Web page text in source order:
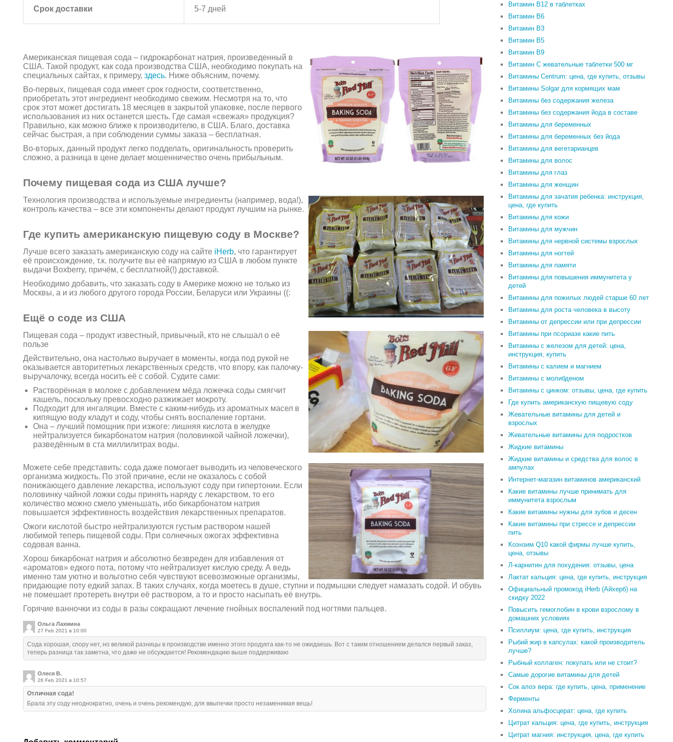
Срок доставки 5-7 дней
Американская пищевая сода – гидрокарбонат натрия, произведенный в
США. Такой продукт, как сода производства США, необходимо покупать на
специальных сайтах, к примеру, здесь. Ниже объясним, почему.
Во-первых, пищевая сода имеет срок годности, соответственно,
приобретать этот ингредиент необходимо свежим. Несмотря на то, что
срок этот может достигать 18 месяцев в закрытой упаковке, после первого
использования из них останется шесть. Где самая «свежая» продукция?
Правильно, как можно ближе к производителю, в США. Благо, доставка
сейчас быстрая, а при соблюдении суммы заказа – бесплатная.
Во-вторых, данный продукт легко подделать, оригинальность проверить
сложно, а разница в цене делает мошенничество очень прибыльным.
Почему пищевая сода из США лучше?
Технология производства и используемые ингредиенты (например, вода!),
контроль качества – все эти компоненты делают продукт лучшим на рынке.
Где купить американскую пищевую соду в Москве?
Лучше всего заказать американскую соду на сайте iHerb, что гарантирует
её происхождение, т.к. получите вы её напрямую из США в любом пункте
выдачи Boxberry, причём, с бесплатной(!) доставкой.
Необходимо добавить, что заказать соду в Америке можно не только из
Москвы, а и из любого другого города России, Беларуси или Украины ((:
Ещё о соде из США
Пищевая сода – продукт известный, привычный, кто не слышал о её
пользе
Действительно, она настолько выручает в моменты, когда под рукой не
оказывается авторитетных лекарственных средств, что впору, как палочку-
выручалочку, всегда носить её с собой. Судите сами:
Растворённая в молоке с добавлением мёда ложечка соды смягчит
кашель, поскольку превосходно разжижает мокроту.
Подходит для ингаляции. Вместе с каким-нибудь из ароматных масел в
кипящую воду кладут и соду, чтобы снять воспаление гортани.
Она – лучший помощник при изжоге: лишняя кислота в желудке
нейтрализуется бикарбонатом натрия (половинкой чайной ложечки),
разведённым в ста миллилитрах воды.
Можете себе представить: сода даже помогает выводить из человеческого
организма жидкость. По этой причине, если не оказалось с собой
понижающего давление лекарства, используют соду при гипертонии. Если
половинку чайной ложки соды принять наряду с лекарством, то его
количество можно смело уменьшать, ибо бикарбонатом натрия
повышается эффективность воздействия лекарственных препаратов.
Ожоги кислотой быстро нейтрализуются густым раствором нашей
любимой теперь пищевой соды. При солнечных ожогах эффективна
содовая ванна.
Хорош бикарбонат натрия и абсолютно безвреден для избавления от
«ароматов» едкого пота, потому что нейтрализует кислую среду. А ведь
именно там уютно и вольготно себя чувствуют всевозможные организмы,
придающие поту едкий запах. В таких случаях, когда моетесь в душе, ступни и подмышки следует намазать содой. И обувь
не помешает протереть внутри её раствором, а то и просто насыпать её внутрь.
Горячие ванночки из соды в разы сокращают лечение гнойных воспалений под ногтями пальцев.
Ольга Лахмина
27 Feb 2021 в 10:00
Сода хорошая, спору нет, но великой разницы в производстве именно этого продукта как-то не ожидаешь. Вот с таким отношением делался первый заказ,
теперь разница так заметна, что даже не обсуждается! Рекомендацию выше поддерживаю
Олеся В.
26 Feb 2021 в 10:57
Отличная сода!
Брала эту соду неоднократно, очень и очень рекомендую, для ввыпечки просто незаменимая вещь!
Витамин B12 в таблетках
Витамин B6
Витамин В3
Витамин В5
Витамин В9
Витамин С жевательные таблетки 500 мг
Витамины Centrum: цена, где купить, отзывы
Витамины Solgar для кормящих мам
Витамины без содержания железа
Витамины без содержания йода в составе
Витамины для беременных
Витамины для беременных без йода
Витамины для вегетарианцев
Витамины для волос
Витамины для глаз
Витамины для женщин
Витамины для зачатия ребенка: инструкция,
цена, где купить
Витамины для кожи
Витамины для мужчин
Витамины для нервной системы взрослых
Витамины для ногтей
Витамины для памяти
Витамины для повышения иммунитета у
детей
Витамины для пожилых людей старше 60 лет
Витамины для роста человека в высоту
Витамины от депрессии или при депрессии
Витамины при псориазе какие пить
Витамины с железом для детей: цена,
инструкция, купить
Витамины с калием и магнием
Витамины с молибденом
Витамины с цинком: отзывы, цена, где купить
Где купить американскую пищевую соду
Жевательные витамины для детей и
взрослых
Жевательные витамины для подростков
Жидкие витамины
Жидкие витамины и средства для волос в
ампулах
Интернет-магазин витаминов американский
Какие витамины лучше принимать для
иммунитета взрослым
Какие витамины нужны для зубов и десен
Какие витамины при стрессе и депрессии
пить
Коэнзим Q10 какой фирмы лучше купить,
цена, отзывы
Л-карнитин для похудения: отзывы, цена
Лактат кальция: цена, где купить, инструкция
Официальный промокод iHerb (Айхерб) на
скидку 2022
Повысить гемоглобин в крови взрослому в
домашних условиях
Псиллиум: цена, где купить, инструкция
Рыбий жир в капсулах: какой производитель
лучше?
Рыбный коллаген: покупать или не стоит?
Самые дорогие витамины для детей
Сок алоэ вера: где купить, цена, применение
Ферменты
Холина альфосцерат: цена, где купить
Цитрат кальция: цена, где купить, инструкция
Цитрат магния: инструкция, цена, где купить